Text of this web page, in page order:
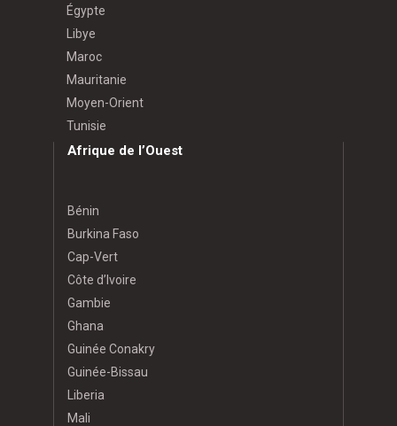
Égypte
Libye
Maroc
Mauritanie
Moyen-Orient
Tunisie
Afrique de l’Ouest
Bénin
Burkina Faso
Cap-Vert
Côte d’Ivoire
Gambie
Ghana
Guinée Conakry
Guinée-Bissau
Liberia
Mali